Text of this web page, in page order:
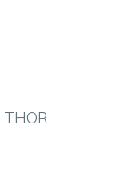
THOR